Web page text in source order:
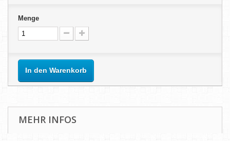
Menge
In den Warenkorb
MEHR INFOS